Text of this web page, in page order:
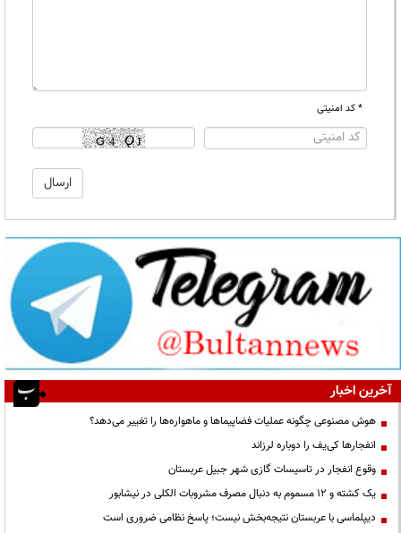
* کد امنیتی
آخرین اخبار
هوش مصنوعی چگونه عملیات فضاپیماها و ماهواره‌ها را تغییر می‌دهد؟
انفجارها کی‌یف را دوباره لرزاند
وقوع انفجار در تاسیسات گازی شهر جبیل عربستان
یک کشته و ۱۲ مسموم به دنبال مصرف مشروبات الکلی در نیشابور
دیپلماسی با عربستان نتیجه‌بخش نیست؛ پاسخ نظامی ضروری است